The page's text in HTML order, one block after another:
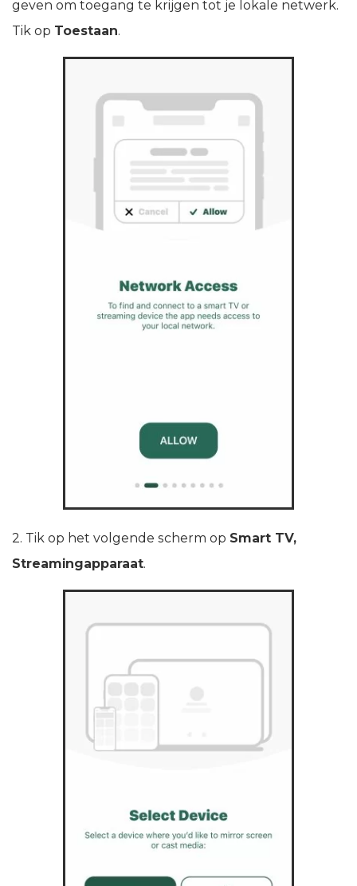
geven om toegang te krijgen tot je lokale netwerk.
Tik op Toestaan.
2. Tik op het volgende scherm op Smart TV,
Streamingapparaat.